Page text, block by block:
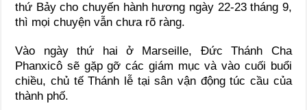
thứ Bảy cho chuyến hành hương ngày 22-23 tháng 9,
thì mọi chuyện vẫn chưa rõ ràng.
Vào ngày thứ hai ở Marseille, Đức Thánh Cha
Phanxicô sẽ gặp gỡ các giám mục và vào cuối buổi
chiều, chủ tế Thánh lễ tại sân vận động túc cầu của
thành phố.